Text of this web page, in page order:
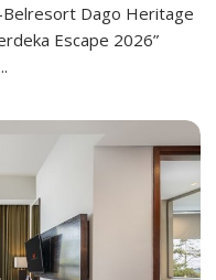
s
B
e
o
Dago Heritage
Escape 2026”